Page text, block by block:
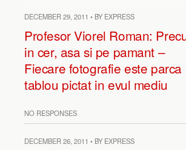
DECEMBER 29, 2011 • BY EXPRESS
Profesor Viorel Roman:
in cer, asa si pe pamant –
Fiecare fotografie este parca
tablou pictat in evul mediu
NO RESPONSES
DECEMBER 26, 2011 • BY EXPRESS